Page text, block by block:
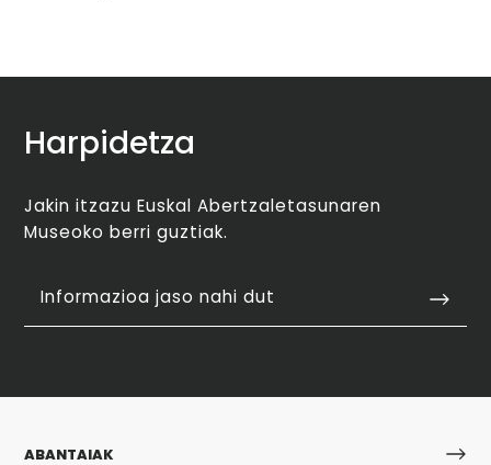
Harpidetza
Jakin itzazu Euskal Abertzaletasunaren
Museoko berri guztiak.
Informazioa jaso nahi dut
ABANTAIAK